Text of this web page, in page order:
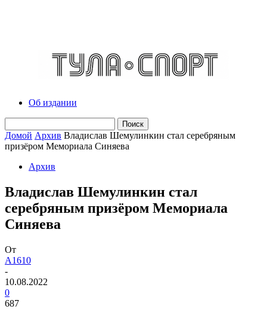
Об издании
Домой Архив Владислав Шемулинкин стал серебряным
призёром Мемориала Синяева
Архив
Владислав Шемулинкин стал
серебряным призёром Мемориала
Синяева
От
A1610
-
10.08.2022
0
687